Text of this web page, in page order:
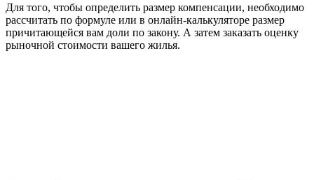
Для того, чтобы определить размер компенсации, необходимо
рассчитать по формуле или в онлайн-калькуляторе размер
причитающейся вам доли по закону. А затем заказать оценку
рыночной стоимости вашего жилья.